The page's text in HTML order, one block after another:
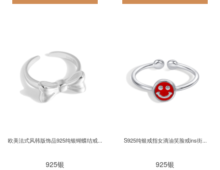
欧美法式风韩版饰品925纯银蝴蝶结戒...
925银
S925纯银戒指女滴油笑脸戒ins街...
925银